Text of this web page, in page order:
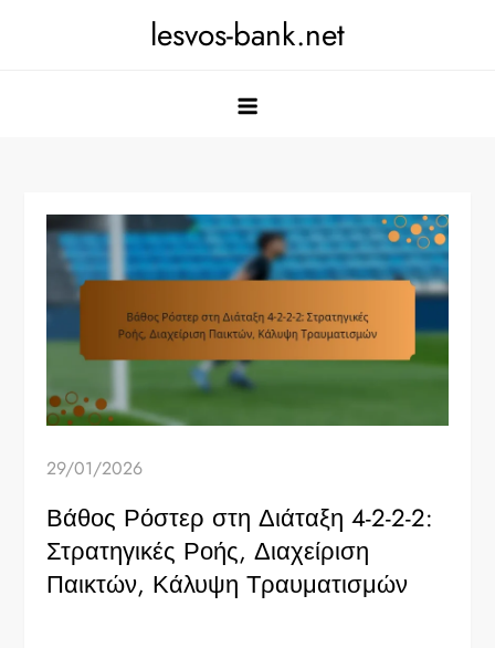
lesvos-bank.net
29/01/2026
Βάθος Ρόστερ στη Διάταξη 4-2-2-2:
Στρατηγικές Ροής, Διαχείριση
Παικτών, Κάλυψη Τραυματισμών